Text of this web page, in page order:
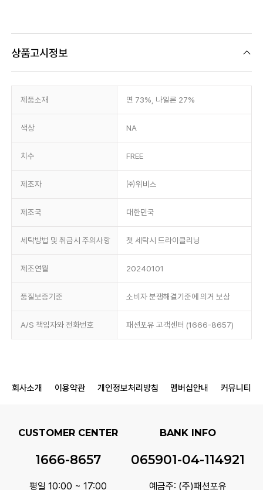
상품고시정보
제품소재 면 73%, 나일론 27%
색상 NA
치수 FREE
제조자 ㈜위비스
제조국 대한민국
세탁방법 및 취급시 주의사항 첫 세탁시 드라이클리닝
제조연월 20240101
품질보증기준 소비자 분쟁해결기준에 의거 보상
A/S 책임자와 전화번호 패션포유 고객센터 (1666-8657)
회사소개 이용약관 개인정보처리방침 멤버십안내 커뮤니티
CUSTOMER CENTER
1666-8657
평일 10:00 ~ 17:00
BANK INFO
065901-04-114921
예금주: (주)패션포유